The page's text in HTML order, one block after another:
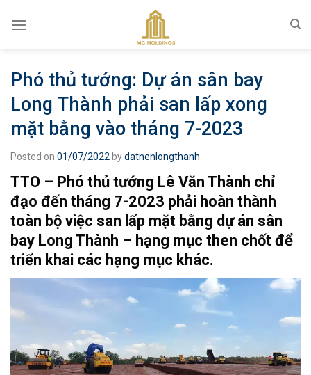
Phó thủ tướng: Dự án sân bay
Long Thành phải san lấp xong
mặt bằng vào tháng 7-2023
Posted on 01/07/2022 bydatnenlongthanh
TTO – Phó thủ tướng Lê Văn Thành chỉ
đạo đến tháng 7-2023 phải hoàn thành
toàn bộ việc san lấp mặt bằng dự án sân
bay Long Thành – hạng mục then chốt để
triển khai các hạng mục khác.